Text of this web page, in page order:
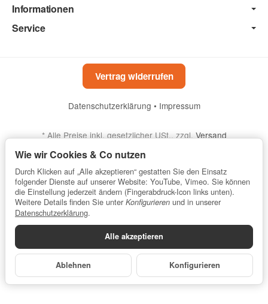
Informationen
Service
Vertrag widerrufen
Datenschutzerklärung • Impressum
*Alle Preise inkl. gesetzlicher USt., zzgl. Versand
Wie wir Cookies & Co nutzen
Durch Klicken auf „Alle akzeptieren“ gestatten Sie den Einsatz
folgender Dienste auf unserer Website: YouTube, Vimeo. Sie können
die Einstellung jederzeit ändern (Fingerabdruck-Icon links unten).
Weitere Details finden Sie unter Konfigurieren und in unserer
Datenschutzerklärung.
Alle akzeptieren
Ablehnen Konfigurieren